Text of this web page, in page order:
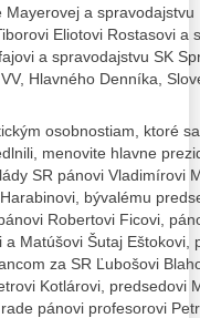
a
Eliotovi Rostasovi a
a spravodajstvu SK
Hlavného Denníka,
osobnostiam, ktoré
menovite hlavne
SR pánovi Vladimírovi
bývalému
Robertovi Ficovi,
Matúšovi Šutaj Eštokovi,
za SR Ľubošovi
Kotlárovi, predsedovi
pánovi profesorovi